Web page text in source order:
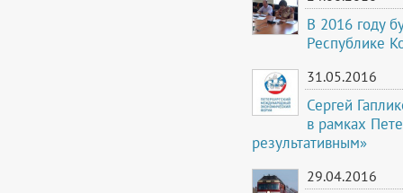
В 2016 году
Республике
31.05.2016
Сергей
в рамках
результативным»
29.04.2016